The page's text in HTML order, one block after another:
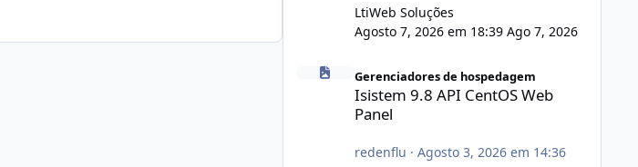
LtiWeb Soluções
Agosto 7, 2026 em 18:39 Ago 7, 2026
Isistem 9.8 API CentOS Web Panel
Gerenciadores de hospedagem
Isistem 9.8 API CentOS Web
Panel
redenflu · Agosto 3, 2026 em 14:36